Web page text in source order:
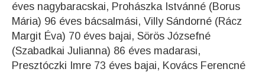
éves nagybaracskai, Prohászka Istvánné (Borus
Mária) 96 éves bácsalmási, Villy Sándorné (Rácz
Margit Éva) 70 éves bajai, Sörös Józsefné
(Szabadkai Julianna) 86 éves madarasi,
Presztóczki Imre 73 éves bajai, Kovács Ferencné